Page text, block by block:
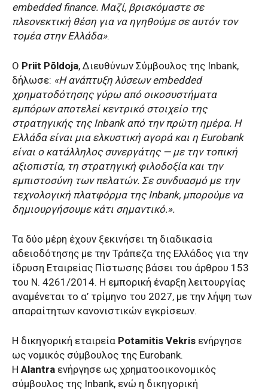
embedded finance. Μαζί, βρισκόμαστε σε
πλεονεκτική θέση για να ηγηθούμε σε αυτόν τον
τομέα στην Ελλάδα».
Ο Priit Põldoja, Διευθύνων Σύμβουλος της Inbank,
δήλωσε: «Η ανάπτυξη λύσεων embedded
χρηματοδότησης γύρω από οικοσυστήματα
εμπόρων αποτελεί κεντρικό στοιχείο της
στρατηγικής της Inbank από την πρώτη ημέρα. Η
Ελλάδα είναι μια ελκυστική αγορά και η Eurobank
είναι ο κατάλληλος συνεργάτης — με την τοπική
αξιοπιστία, τη στρατηγική φιλοδοξία και την
εμπιστοσύνη των πελατών. Σε συνδυασμό με την
τεχνολογική πλατφόρμα της Inbank, μπορούμε να
δημιουργήσουμε κάτι σημαντικό.».
Τα δύο μέρη έχουν ξεκινήσει τη διαδικασία
αδειοδότησης με την Τράπεζα της Ελλάδος για την
ίδρυση Εταιρείας Πίστωσης βάσει του άρθρου 153
του Ν. 4261/2014. Η εμπορική έναρξη λειτουργίας
αναμένεται το α’ τρίμηνο του 2027, με την λήψη των
απαραίτητων κανονιστικών εγκρίσεων.
Η δικηγορική εταιρεία Potamitis Vekris ενήργησε
ως νομικός σύμβουλος της Eurobank.
Η Alantra ενήργησε ως χρηματοοικονομικός
σύμβουλος της Inbank, ενώ η δικηγορική